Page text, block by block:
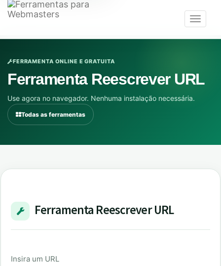
Toggle
FERRAMENTA ONLINE E GRATUITA
Ferramenta Reescrever URL
Use agora no navegador. Nenhuma instalação necessária.
Todas as ferramentas
Ferramenta Reescrever URL
Insira um URL